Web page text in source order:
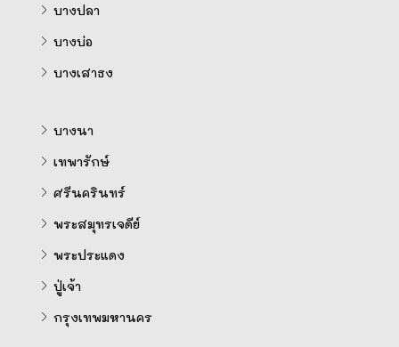
บางปลา
บางบ่อ
บางเสาธง
บางนา
เทพารักษ์
ศรีนครินทร์
พระสมุทรเจดีย์
พระประแดง
ปู่เจ้า
กรุงเทพมหานคร